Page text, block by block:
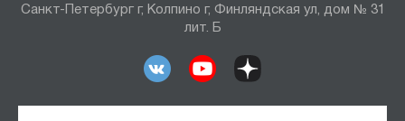
Санкт-Петербург г, Колпино г, Финляндская ул, дом № 31
лит. Б